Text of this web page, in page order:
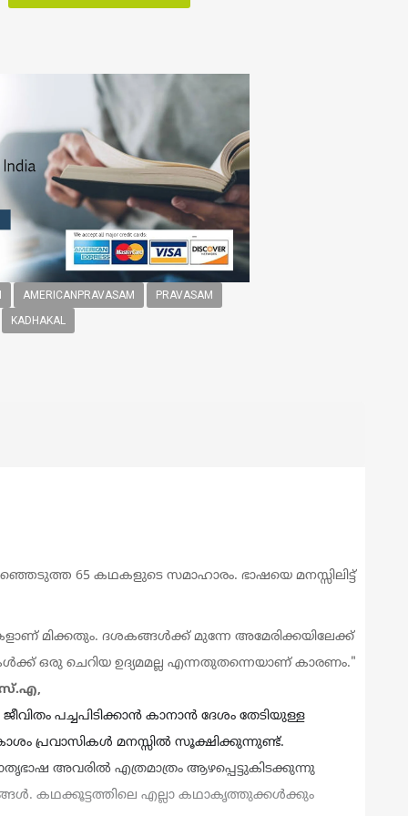
AMERICANPRAVASAM PRAVASAM
KADHAKAL
65 കഥകളുടെ സമാഹാരം. ഭാഷയെ മനസ്സിലിട്ട്
മിക്കതും. ദശകങ്ങൾക്ക് മുന്നേ അമേരിക്കയിലേക്ക്
ഒരു ചെറിയ ഉദ്യമമല്ല എന്നതുതന്നെയാണ് കാരണം."
,
പച്ചപിടിക്കാൻ കാനാൻ ദേശം തേടിയുള്ള
പ്രവാസികൾ മനസ്സിൽ സൂക്ഷിക്കുന്നുണ്ട്.
അവരിൽ എത്രമാത്രം ആഴപ്പെട്ടുകിടക്കുന്നു
കഥക്കൂട്ടത്തിലെ എല്ലാ കഥാകൃത്തുക്കൾക്കും